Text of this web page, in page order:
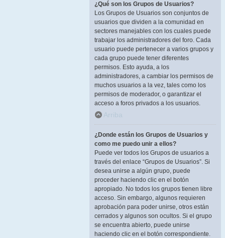
¿Qué son los Grupos de Usuarios?
Los Grupos de Usuarios son conjuntos de
usuarios que dividen a la comunidad en
sectores manejables con los cuales puede
trabajar los administradores del foro. Cada
usuario puede pertenecer a varios grupos y
cada grupo puede tener diferentes
permisos. Esto ayuda, a los
administradores, a cambiar los permisos de
muchos usuarios a la vez, tales como los
permisos de moderador, o garantizar el
acceso a foros privados a los usuarios.
Arriba
¿Donde están los Grupos de Usuarios y
como me puedo unir a ellos?
Puede ver todos los Grupos de usuarios a
través del enlace “Grupos de Usuarios”. Si
desea unirse a algún grupo, puede
proceder haciendo clic en el botón
apropiado. No todos los grupos tienen libre
acceso. Sin embargo, algunos requieren
aprobación para poder unirse, otros están
cerrados y algunos son ocultos. Si el grupo
se encuentra abierto, puede unirse
haciendo clic en el botón correspondiente.